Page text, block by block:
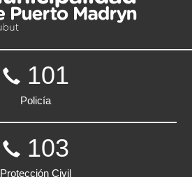
101
Policía
103
Protección Civil